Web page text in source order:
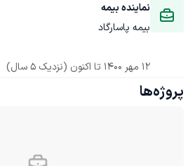
نماینده بیمه
بیمه پاسارگاد
12 مهر 1400 تا اکنون (نزدیک 5 سال)
پروژه‌ها